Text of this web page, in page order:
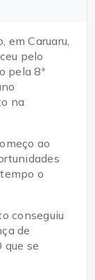
em Caruaru,
pelo
pela 8ª
na
ao
o
conseguiu
de
que se